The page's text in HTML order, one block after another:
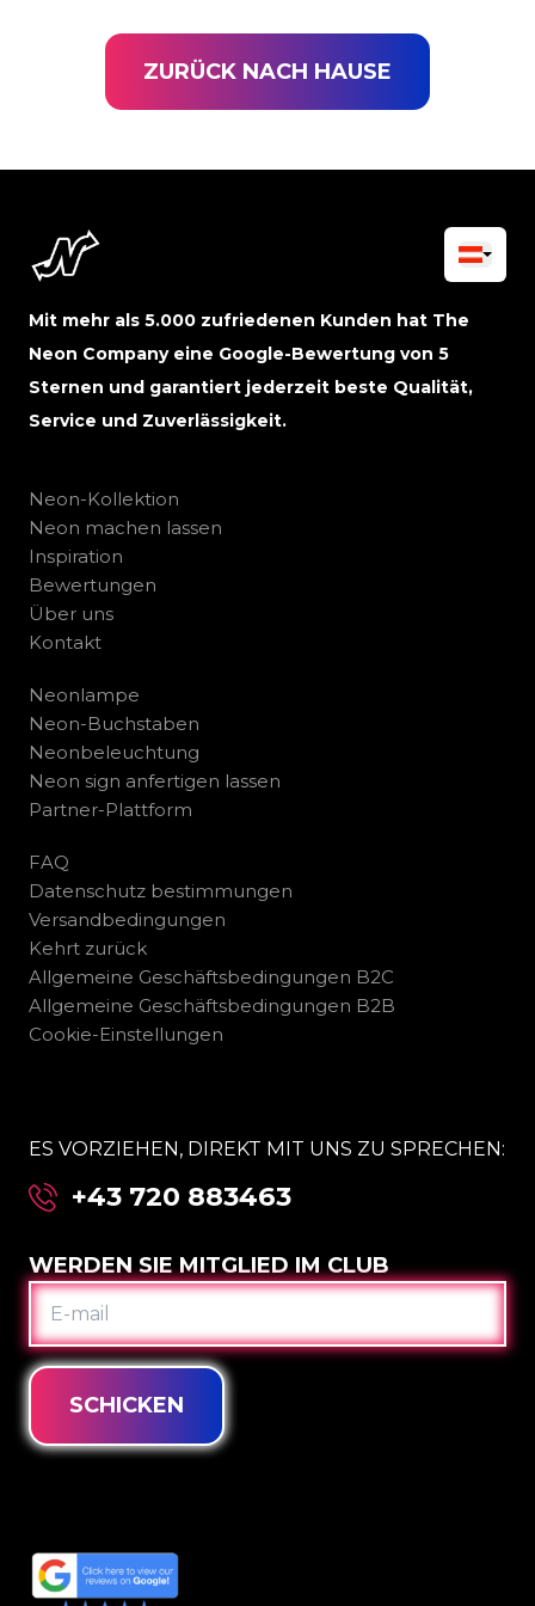
ZURÜCK NACH HAUSE
Mit mehr als 5.000 zufriedenen Kunden hat The
Neon Company eine Google-Bewertung von 5
Sternen und garantiert jederzeit beste Qualität,
Service und Zuverlässigkeit.
Neon-Kollektion
Neon machen lassen
Inspiration
Bewertungen
Über uns
Kontakt
Neonlampe
Neon-Buchstaben
Neonbeleuchtung
Neon sign anfertigen lassen
Partner-Plattform
FAQ
Datenschutz bestimmungen
Versandbedingungen
Kehrt zurück
Allgemeine Geschäftsbedingungen B2C
Allgemeine Geschäftsbedingungen B2B
Cookie-Einstellungen
ES VORZIEHEN, DIREKT MIT UNS ZU SPRECHEN:
+43 720 883463
WERDEN SIE MITGLIED IM CLUB
E-
MAIL
SCHICKEN